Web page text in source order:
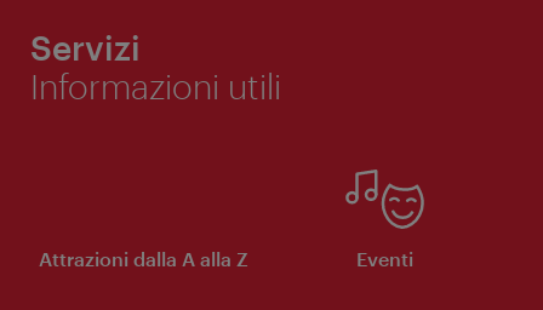
Servizi
Informazioni utili
Attrazioni dalla A alla Z Eventi